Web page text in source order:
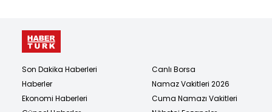
Son Dakika Haberleri
Haberler
Ekonomi Haberleri
Canlı Borsa
Namaz Vakitleri 2026
Cuma Namazı Vakitleri